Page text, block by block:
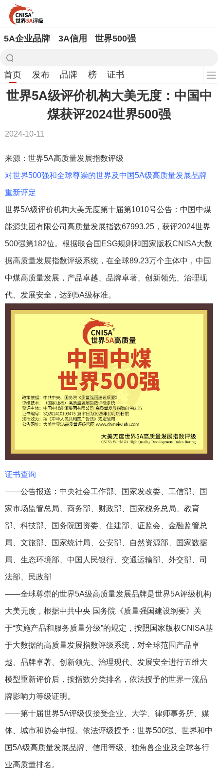
5A企业品牌 3A信用 世界500强
首页 发布 品牌 榜 证书
世界5A级评价机构大美无度：中国中
煤获评2024世界500强
2024-10-11
来源：世界5A高质量发展指数评级
对世界500强和全球尊崇的世界及中国5A级高质量发展品牌
重新评定
世界5A级评价机构大美无度第十届第1010号公告：中国中煤
能源集团有限公司高质量发展指数67993.25，获评2024世界
500强第182位。根据联合国ESG规则和国家版权CNISA大数
据高质量发展指数评级系统，在全球89.23万个主体中，中国
中煤高质量发展，产品卓越、品牌卓著、创新领先、治理现
代、发展安全，达到5A级标准。
证书查询
——公告报送：中央社会工作部、国家发改委、工信部、国
家市场监管总局、商务部、财政部、国家税务总局、教育
部、科技部、国务院国资委、住建部、证监会、金融监管总
局、文旅部、国家统计局、公安部、自然资源部、国家数据
局、生态环境部、中国人民银行、交通运输部、外交部、司
法部、民政部
——全球尊崇的世界5A级高质量发展品牌是世界5A评级机构
大美无度，根据中共中央 国务院《质量强国建设纲要》关
于“实施产品和服务质量分级”的规定，按照国家版权CNISA基
于大数据的高质量发展指数评级系统，对全球范围产品卓
越、品牌卓著、创新领先、治理现代、发展安全进行五维大
模型重新评价后，按指数分类排名，依法授予的世界一流品
牌影响力等级证明。
——第十届世界5A评级仅接受企业、大学、律师事务所、媒
体、城市和协会申报。依法评级授予：世界500强、世界和中
国5A级高质量发展品牌、信用等级、独角兽企业及全球各行
业高质量排名。